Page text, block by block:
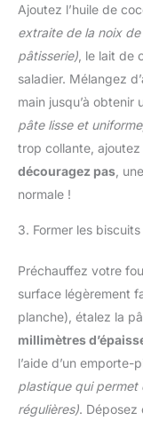
Ajoutez l’huile de
extraite de la noix
pâtisserie) , le lait de
saladier. Mélangez
main jusqu’à obtenir
pâte lisse et
trop collante,
découragez pas ,
normale !
3. Former les biscuits
Préchauffez votre
surface légèrement
planche), étalez la
millimètres
l’aide d’un emporte-
plastique qui permet
régulières). Déposez